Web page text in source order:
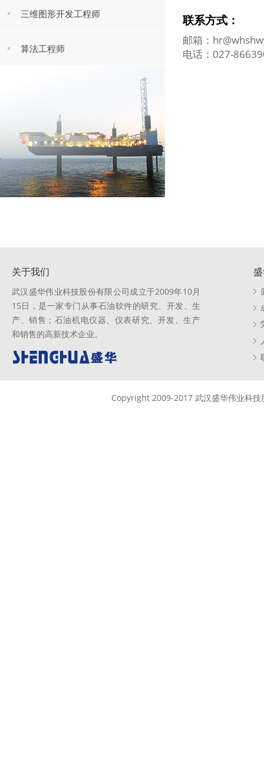
三维图形开发工程师
算法工程师
联系方式：
邮箱：
电话：027-
关于我们
武汉盛华伟业科技股份有限公司成立于2009年10月
15日，是一家专门从事石油软件的研究、开发、生
产、销售；石油机电仪器、仪表研究、开发、生产
和销售的高新技术企业。
Copyright 2009-2017 武汉盛华伟业科